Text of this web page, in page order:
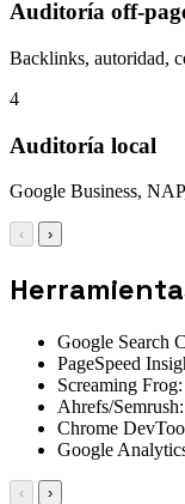
Auditoría off-
Backlinks, autoridad,
4
Auditoría local
Google Business,
‹ ›
Google Search
PageSpeed
Screaming
Ahrefs/
Chrome
Google
‹ ›